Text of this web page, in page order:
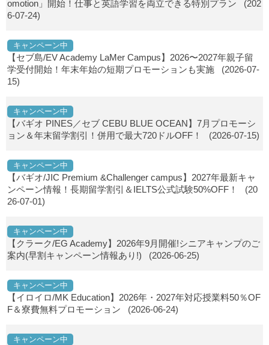
omotion」開始！仕事と英語学習を両立できる特別プラン (202
6-07-24)
キャンペーン中
【セブ島/EV Academy LaMer Campus】2026〜2027年親子留
学受付開始！年末年始の短期プロモーションも実施 (2026-07-
15)
キャンペーン中
【バギオ PINES／セブ CEBU BLUE OCEAN】7月プロモーシ
ョン＆年末留学割引！併用で最大720ドルOFF！
(2026-07-15)
キャンペーン中
【バギオ/JIC Premium &Challenger campus】2027年最新キャ
ンペーン情報！長期留学割引＆IELTS公式試験50%OFF！
(20
26-07-01)
キャンペーン中
【クラーク/EG Academy】2026年9月開催!シニアキャンプのご
案内(早割キャンペーン情報あり!) (2026-06-25)
キャンペーン中
【イロイロ/MK Education】2026年・2027年対応授業料50％OF
F＆寮費無料プロモーション (2026-06-24)
キャンペーン中